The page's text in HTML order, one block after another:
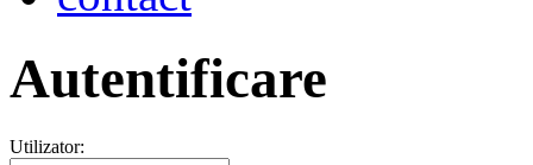
Autentificare
Utilizator: